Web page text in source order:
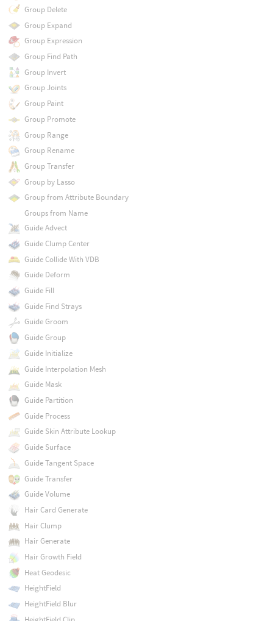
Group Delete
Group Expand
Group Expression
Group Find Path
Group Invert
Group Joints
Group Paint
Group Promote
Group Range
Group Rename
Group Transfer
Group by Lasso
Group from Attribute Boundary
Groups from Name
Guide Advect
Guide Clump Center
Guide Collide With VDB
Guide Deform
Guide Fill
Guide Find Strays
Guide Groom
Guide Group
Guide Initialize
Guide Interpolation Mesh
Guide Mask
Guide Partition
Guide Process
Guide Skin Attribute Lookup
Guide Surface
Guide Tangent Space
Guide Transfer
Guide Volume
Hair Card Generate
Hair Clump
Hair Generate
Hair Growth Field
Heat Geodesic
HeightField
HeightField Blur